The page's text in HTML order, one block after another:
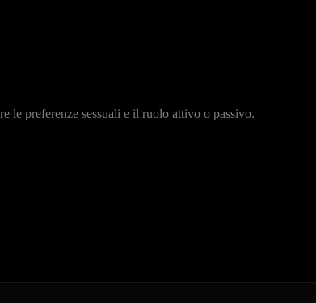
le preferenze sessuali e il ruolo attivo o passivo.